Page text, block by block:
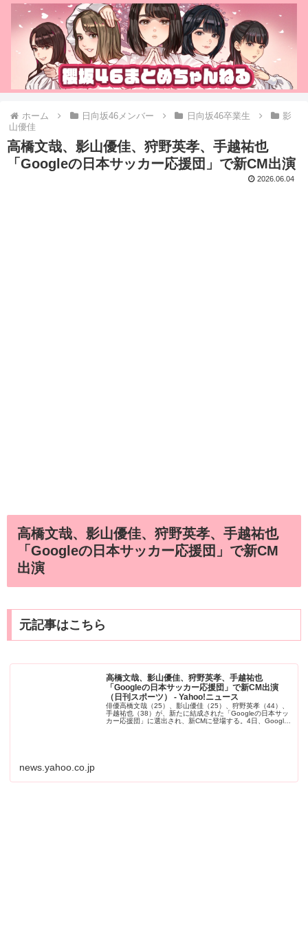
ホーム 日向坂46メンバー 日向坂46卒業生
影
山優佳
高橋文哉、影山優佳、狩野英孝、手越祐也
「Googleの日本サッカー応援団」で新CM出演
2026.06.04
高橋文哉、影山優佳、狩野英孝、手越祐也
「Googleの日本サッカー応援団」で新CM
出演
元記事はこちら
高橋文哉、影山優佳、狩野英孝、手越祐也
「Googleの日本サッカー応援団」で新CM出演
（日刊スポーツ） - Yahoo!ニュース
俳優高橋文哉（25）、影山優佳（25）、狩野英孝（44）、
手越祐也（38）が、新たに結成された「Googleの日本サッ
カー応援団」に選出され、新CMに登場する。4日、Google
news.yahoo.co.jp